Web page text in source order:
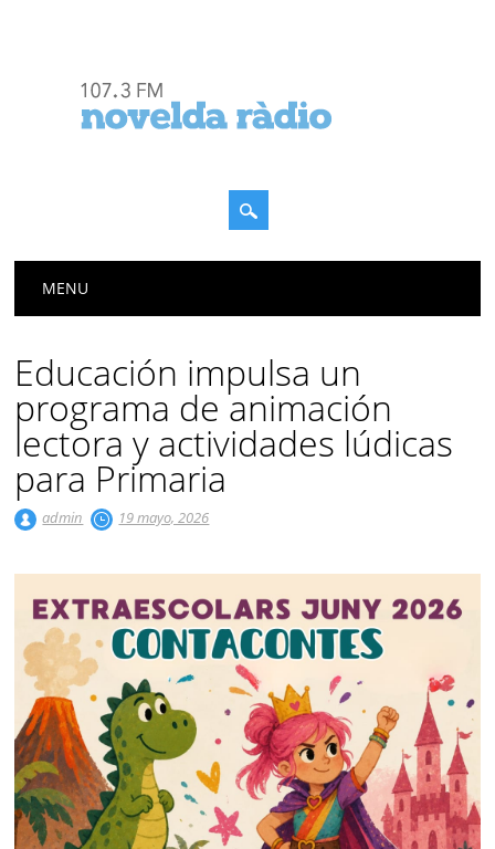
Menú principal
MENU
Educación impulsa un
programa de animación
lectora y actividades lúdicas
para Primaria
admin 19 mayo, 2026